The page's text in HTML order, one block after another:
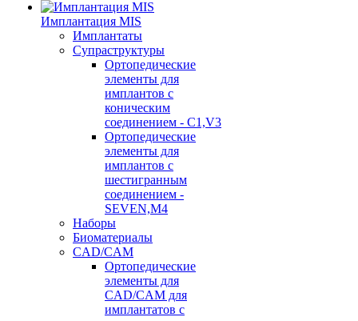
Имплантация MIS
Имплантаты
Супраструктуры
Ортопедические
элементы для
имплантов с
коническим
соединением - C1,V3
Ортопедические
элементы для
имплантов с
шестигранным
соединением -
SEVEN,M4
Наборы
Биоматериалы
CAD/CAM
Ортопедические
элементы для
CAD/CAM для
имплантатов с